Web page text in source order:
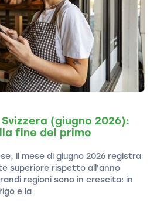
(giugno 2026):
fine del primo
il mese di giugno 2026 registra
superiore rispetto all'anno
regioni sono in crescita: in
e la